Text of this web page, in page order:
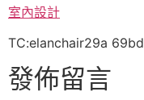
室內設計
TC:elanchair29a
發佈留言